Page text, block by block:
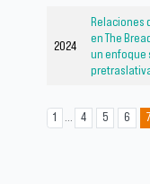
2024
Relaciones
en The
un enfoque
1 4 5 6 7